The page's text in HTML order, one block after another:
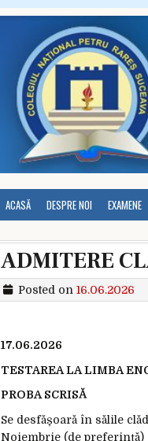
ACASĂ DESPRE NOI EXAMENE
ADMITERE
Posted on 16.06.2026
17.06.2026
TESTAREA LA LIMBA
PROBA SCRISĂ
Se desfășoară în sălile
Noiembrie (de preferință)